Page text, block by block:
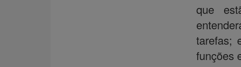
que
tarefas;
funções